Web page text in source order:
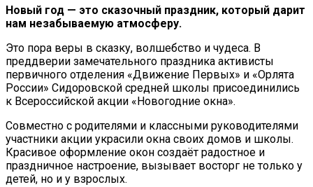
Новый год — это сказочный праздник, который дарит
нам незабываемую атмосферу.
Это пора веры в сказку, волшебство и чудеса. В
преддверии замечательного праздника активисты
первичного отделения «Движение Первых» и «Орлята
России» Сидоровской средней школы присоединились
к Всероссийской акции «Новогодние окна».
Совместно с родителями и классными руководителями
участники акции украсили окна своих домов и школы.
Красивое оформление окон создаёт радостное и
праздничное настроение, вызывает восторг не только у
детей, но и у взрослых.